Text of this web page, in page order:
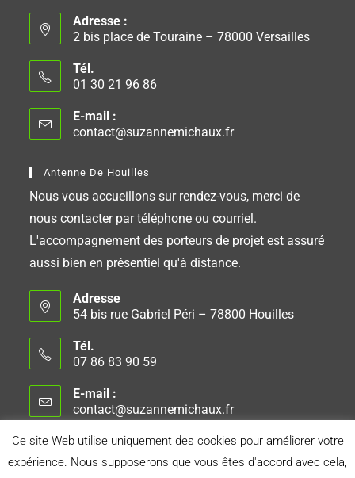
Adresse :
2 bis place de Touraine – 78000 Versailles
Tél.
01 30 21 96 86
E-mail :
contact@suzannemichaux.fr
Antenne De Houilles
Nous vous accueillons sur rendez-vous, merci de
nous contacter par téléphone ou courriel.
L'accompagnement des porteurs de projet est assuré
aussi bien en présentiel qu'à distance.
Adresse
54 bis rue Gabriel Péri – 78800 Houilles
Tél.
07 86 83 90 59
E-mail :
contact@suzannemichaux.fr
Ce site Web utilise uniquement des cookies pour améliorer votre
expérience. Nous supposerons que vous êtes d'accord avec cela,